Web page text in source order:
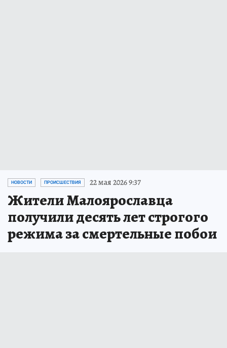
НОВОСТИ ПРОИСШЕСТВИЯ 22 мая 2026 9:37
Жители Малоярославца
получили десять лет строгого
режима за смертельные побои